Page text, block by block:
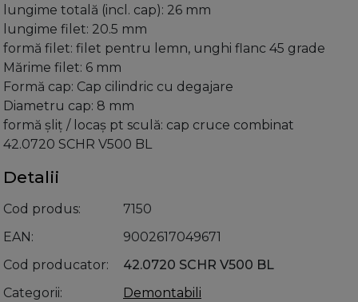
lungime totală (incl. cap): 26 mm
lungime filet: 20.5 mm
formă filet: filet pentru lemn, unghi flanc 45 grade
Mărime filet: 6 mm
Formă cap: Cap cilindric cu degajare
Diametru cap: 8 mm
formă şliţ / locaş pt sculă: cap cruce combinat
42.0720 SCHR V500 BL
Detalii
Cod produs
7150
EAN
9002617049671
Cod producator
42.0720 SCHR V500 BL
Categorii
Demontabili